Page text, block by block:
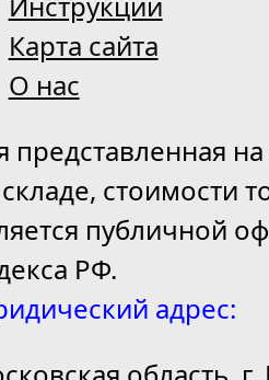
Карта сайта
О нас
представленная
стоимости
публичной
РФ.
адрес: